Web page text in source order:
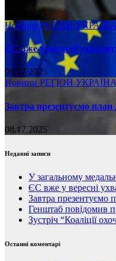
08.17.2025
НовиниРЕГІОН УКРАЇНА
ЄС вже у вересні
08.17.2025
Новини РЕГІОН УКРАЇНА
Завтра презентуємо
08.17.2025
Недавні записи
У загальному
ЄС вже у вересні
Завтра презентуємо
Генштаб повідомив
Зустріч “Коаліції
Останні коментарі